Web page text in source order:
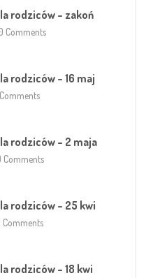
rodziców – zakoń
Comments
rodziców – 16 maj
rodziców – 2 maja
Comments
rodziców – 25 kwi
Comments
rodziców – 18 kwi